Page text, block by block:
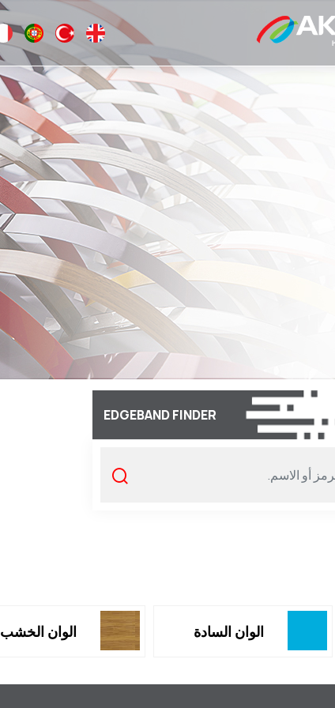
EN
TR
PT
EDGEBAND FINDER
الوان الخشب الوان السادة